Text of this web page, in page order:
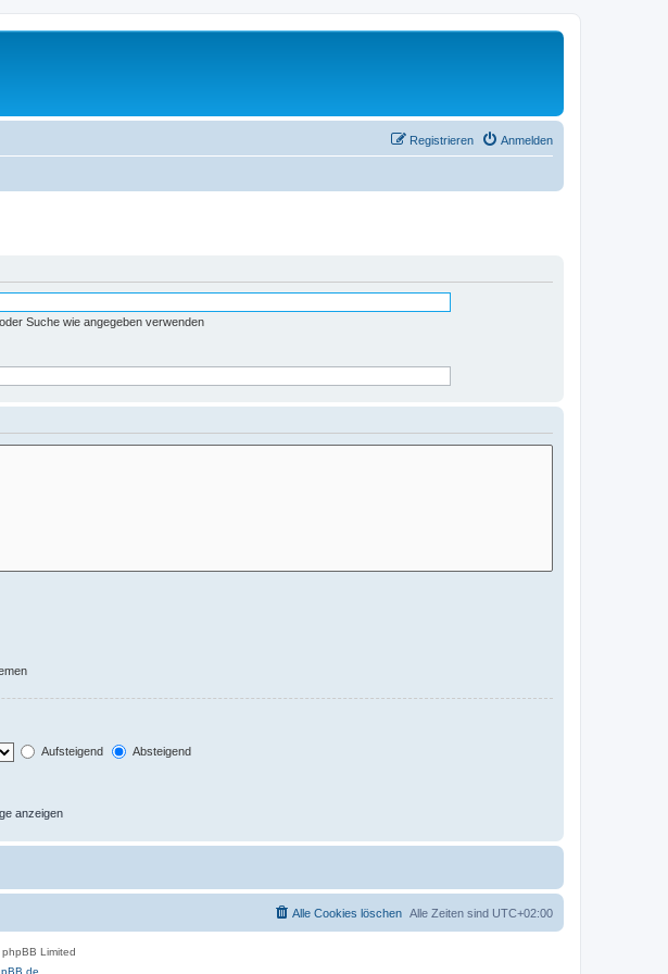
Anmelden
Registrieren
Suche wie angegeben verwenden
Aufsteigend Absteigend
anzeigen
Alle Zeiten sind UTC+02:00
Alle Cookies löschen
Limited